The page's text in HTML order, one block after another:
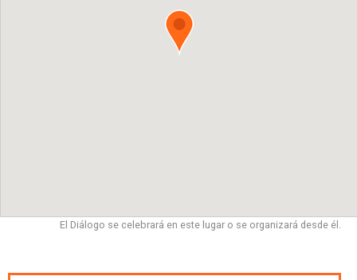
El Diálogo se celebrará en este lugar o se organizará desde él.